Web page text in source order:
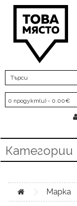
0 продукт(и) - 0.00€
Категории
Марка